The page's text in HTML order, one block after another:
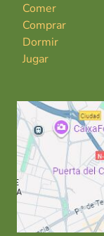
Comer
Comprar
Dormir
Jugar